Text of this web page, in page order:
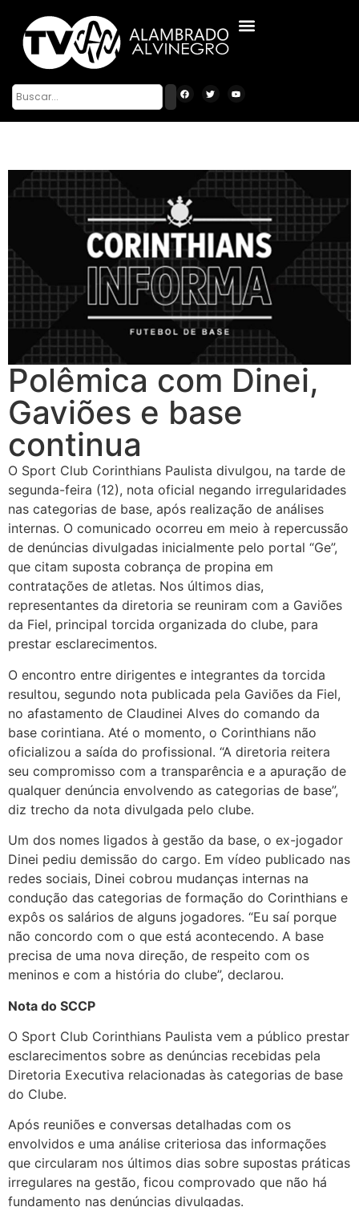
Polêmica com Dinei,
Gaviões e base
continua
O Sport Club Corinthians Paulista divulgou, na tarde de
segunda-feira (12), nota oficial negando irregularidades
nas categorias de base, após realização de análises
internas. O comunicado ocorreu em meio à repercussão
de denúncias divulgadas inicialmente pelo portal “Ge”,
que citam suposta cobrança de propina em
contratações de atletas. Nos últimos dias,
representantes da diretoria se reuniram com a Gaviões
da Fiel, principal torcida organizada do clube, para
prestar esclarecimentos.
O encontro entre dirigentes e integrantes da torcida
resultou, segundo nota publicada pela Gaviões da Fiel,
no afastamento de Claudinei Alves do comando da
base corintiana. Até o momento, o Corinthians não
oficializou a saída do profissional. “A diretoria reitera
seu compromisso com a transparência e a apuração de
qualquer denúncia envolvendo as categorias de base”,
diz trecho da nota divulgada pelo clube.
Um dos nomes ligados à gestão da base, o ex-jogador
Dinei pediu demissão do cargo. Em vídeo publicado nas
redes sociais, Dinei cobrou mudanças internas na
condução das categorias de formação do Corinthians e
expôs os salários de alguns jogadores. “Eu saí porque
não concordo com o que está acontecendo. A base
precisa de uma nova direção, de respeito com os
meninos e com a história do clube”, declarou.
Nota do SCCP
O Sport Club Corinthians Paulista vem a público prestar
esclarecimentos sobre as denúncias recebidas pela
Diretoria Executiva relacionadas às categorias de base
do Clube.
Após reuniões e conversas detalhadas com os
envolvidos e uma análise criteriosa das informações
que circularam nos últimos dias sobre supostas práticas
irregulares na gestão, ficou comprovado que não há
fundamento nas denúncias divulgadas.